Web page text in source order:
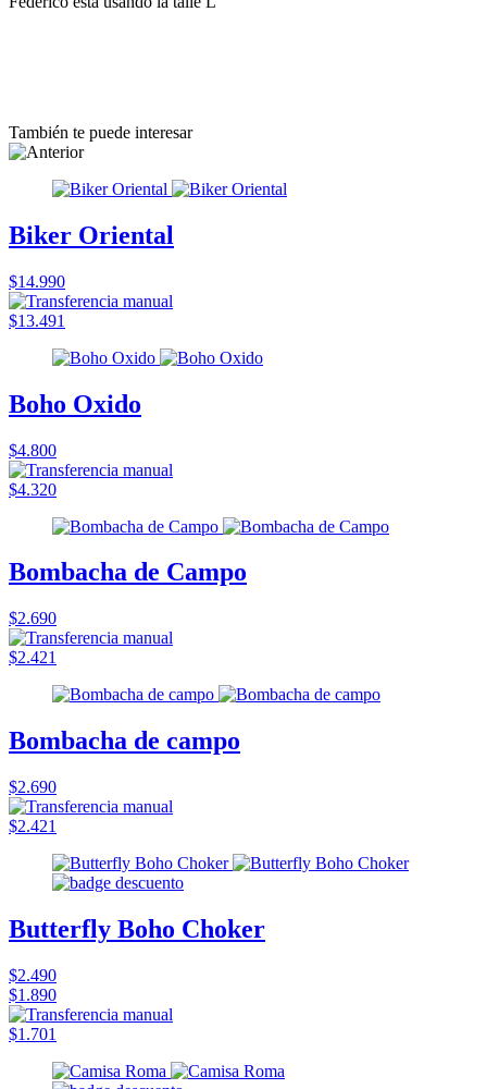
También te puede interesar
Biker Oriental
$14.990
$13.491
Boho Oxido
$4.800
$4.320
Bombacha de Campo
$2.690
$2.421
Bombacha de campo
$2.690
$2.421
Butterfly Boho Choker
$2.490
$1.890
$1.701